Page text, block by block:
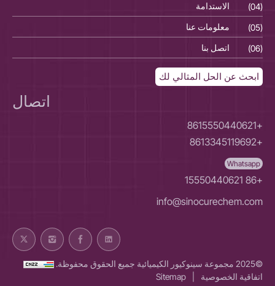
(04)
الاستدامة
(05)
معلومات عنا
(06)
اتصل بنا
ابحث عن الحل المثالي لك
اتصال
+8615550440621
+8613345119692
Whatsapp
+86 15550440621
info@sinocurechem.com
©2025 مجموعة سينوكيور الكيميائية جميع الحقوق محفوظة.
اتفاقية الخصوصية
Sitemap